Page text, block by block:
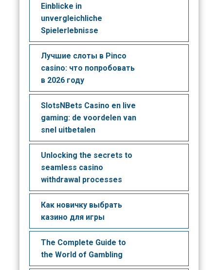
Einblicke in
unvergleichliche
Spielerlebnisse
Лучшие слоты в Pinco
casino: что попробовать
в 2026 году
SlotsNBets Casino en live
gaming: de voordelen van
snel uitbetalen
Unlocking the secrets to
seamless casino
withdrawal processes
Как новичку выбрать
казино для игры
The Complete Guide to
the World of Gambling